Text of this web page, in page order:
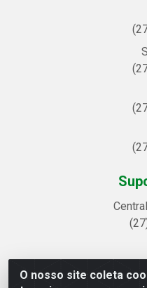
O nosso site coleta
Linhavix Distribuidora